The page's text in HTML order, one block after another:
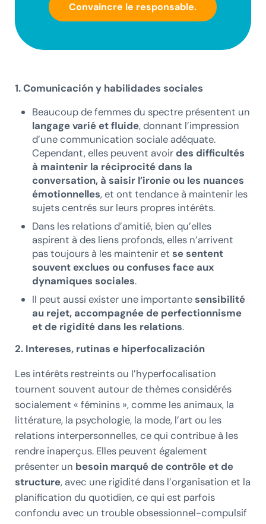
Convaincre le responsable.
1. Comunicación y habilidades sociales
Beaucoup de femmes du spectre présentent un
langage varié et fluide, donnant l’impression
d’une communication sociale adéquate.
Cependant, elles peuvent avoir des difficultés
à maintenir la réciprocité dans la
conversation, à saisir l’ironie ou les nuances
émotionnelles, et ont tendance à maintenir les
sujets centrés sur leurs propres intérêts.
Dans les relations d’amitié, bien qu’elles
aspirent à des liens profonds, elles n’arrivent
pas toujours à les maintenir etse sentent
souvent exclues ou confuses face aux
dynamiques sociales.
Il peut aussi exister une importantesensibilité
au rejet, accompagnée de perfectionnisme
et de rigidité dans les relations.
2. Intereses, rutinas e hiperfocalización
Les intérêts restreints ou l’hyperfocalisation
tournent souvent autour de thèmes considérés
socialement « féminins », comme les animaux, la
littérature, la psychologie, la mode, l’art ou les
relations interpersonnelles, ce qui contribue à les
rendre inaperçus. Elles peuvent également
présenter un besoin marqué de contrôle et de
structure, avec une rigidité dans l’organisation et la
planification du quotidien, ce qui est parfois
confondu avec un trouble obsessionnel-compulsif